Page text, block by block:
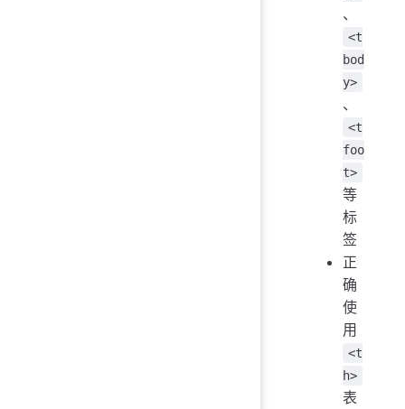
、
<t
bod
y>
、
<t
foo
t>
等
标
签
正
确
使
用
<t
h>
表